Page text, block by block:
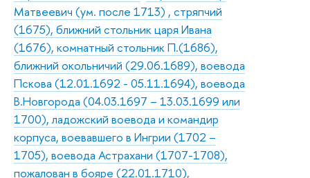
Матвеевич (ум. после 1713) , стряпчий
(1675), ближний стольник царя Ивана
(1676), комнатный стольник П.(1686),
ближний окольничий (29.06.1689), воевода
Пскова (12.01.1692 - 05.11.1694), воевода
В.Новгорода (04.03.1697 – 13.03.1699 или
1700), ладожский воевода и командир
корпуса, воевавшего в Ингрии (1702 –
1705), воевода Астрахани (1707-1708),
пожалован в бояре (22.01.1710),